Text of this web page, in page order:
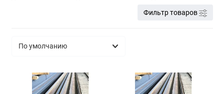
Фильтр товаров